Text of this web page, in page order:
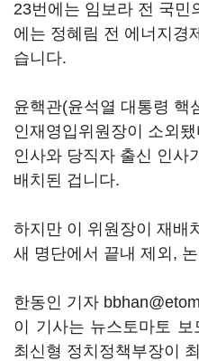
23번에는 임보라 전 국민
에는 정혜림 전 에너지경
습니다.
윤핵관(윤석열 대통령 핵
인재영입위원장이 소외
인사와 당직자 출신 인사
배치된 겁니다.
하지만 이 위원장이 재배
새 명단에서 끝내 제외,
한동인 기자
이 기사는 뉴스토마토
최신형 정치정책부장이